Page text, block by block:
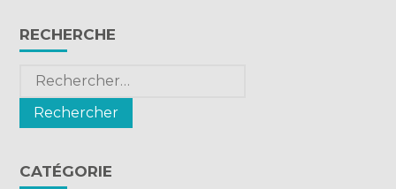
Blog
sidebar
RECHERCHE
Rechercher :
CATÉGORIE